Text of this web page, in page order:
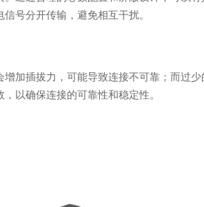
号分开传输，避免相互干扰。
加插拔力，可能导致连接不可靠；而过
以确保连接的可靠性和稳定性。